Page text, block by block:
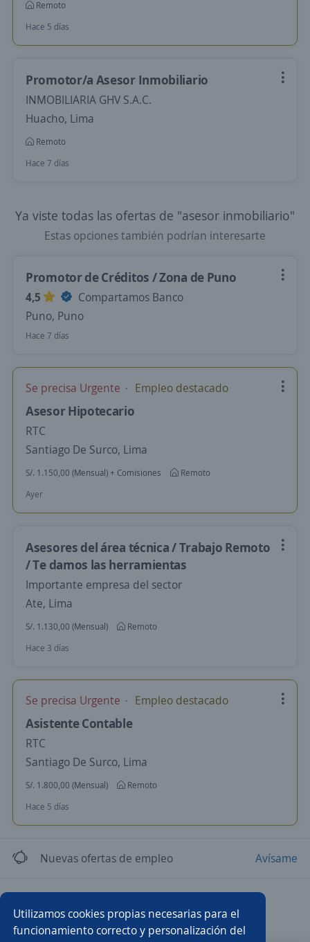
Remoto
Hace 5 días
Promotor/a Asesor Inmobiliario
INMOBILIARIA GHV S.A.C.
Huacho, Lima
Remoto
Hace 7 días
Ya viste todas las ofertas de "asesor inmobiliario"
Estas opciones también podrían interesarte
Promotor de Créditos / Zona de Puno
4,5
Compartamos Banco
Puno, Puno
Hace 7 días
Se precisa Urgente Empleo destacado
Asesor Hipotecario
RTC
Santiago De Surco, Lima
S/. 1.150,00 (Mensual) + Comisiones
Remoto
Ayer
Asesores del área técnica / Trabajo Remoto
/ Te damos las herramientas
Importante empresa del sector
Ate, Lima
S/. 1.130,00 (Mensual)
Remoto
Hace 3 días
Se precisa Urgente Empleo destacado
Asistente Contable
RTC
Santiago De Surco, Lima
S/. 1.800,00 (Mensual)
Remoto
Hace 5 días
Nuevas ofertas de empleo Avísame
Asesor/a comercial Asesores/as de seguros
Utilizamos cookies propias necesarias para el
funcionamiento correcto y personalización del